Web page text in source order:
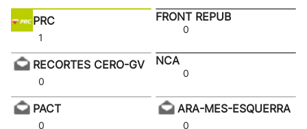
PRC
1
FRONT REPUB
0
RECORTES CERO-GV
0
NCA
0
PACT
0
ARA-MES-ESQUERRA
0